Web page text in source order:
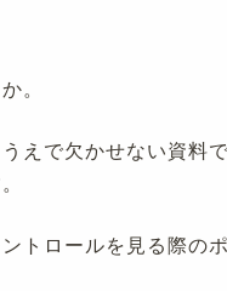
。
えで欠かせない資料
トロールを見る際の